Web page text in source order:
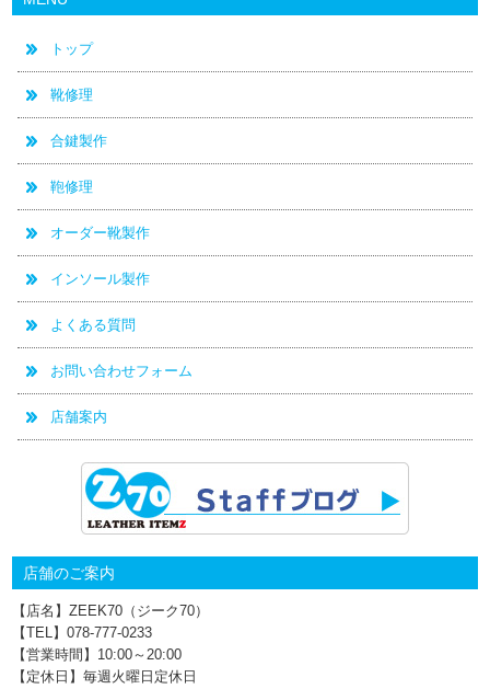
トップ
靴修理
合鍵製作
鞄修理
オーダー靴製作
インソール製作
よくある質問
お問い合わせフォーム
店舗案内
店舗のご案内
【店名】ZEEK70（ジーク70）
【TEL】078-777‐0233
【営業時間】10:00～20:00
【定休日】毎週火曜日定休日